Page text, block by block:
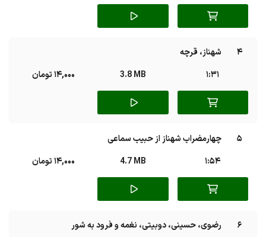
4
شهناز، قرچه
1:31
3.8 MB 14,000 تومان
5
چهارمضراب شهناز از حبیب سماعی
1:54
4.7 MB 14,000 تومان
6 رضوی، حسینی، دوبیتی، نغمه و فرود به شور